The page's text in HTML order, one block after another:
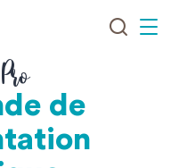
JeMenu
de